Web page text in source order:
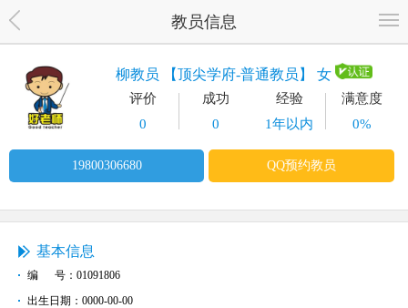
教员信息
柳教员 【顶尖学府-普通教员】 女
评价
0
成功
0
经验
1年以内
满意度
0%
19800306680 QQ预约教员
基本信息
编 号：01091806
出生日期：0000-00-00